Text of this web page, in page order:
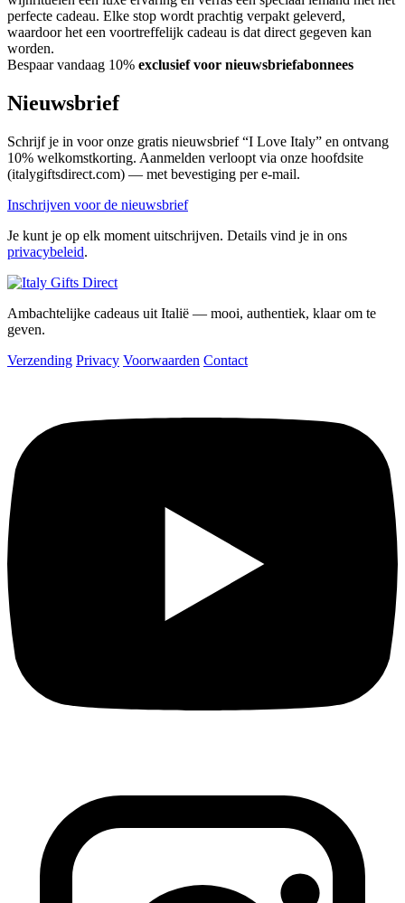
perfecte cadeau. Elke stop wordt prachtig verpakt geleverd,
waardoor het een voortreffelijk cadeau is dat direct gegeven kan
worden.
Bespaar vandaag 10% exclusief voor nieuwsbriefabonnees
Nieuwsbrief
Schrijf je in voor onze gratis nieuwsbrief “I Love Italy” en ontvang
10% welkomstkorting. Aanmelden verloopt via onze hoofdsite
(italygiftsdirect.com) — met bevestiging per e-mail.
Inschrijven voor de nieuwsbrief
Je kunt je op elk moment uitschrijven. Details vind je in ons
privacybeleid.
Ambachtelijke cadeaus uit Italië — mooi, authentiek, klaar om te
geven.
Verzending Privacy Voorwaarden Contact